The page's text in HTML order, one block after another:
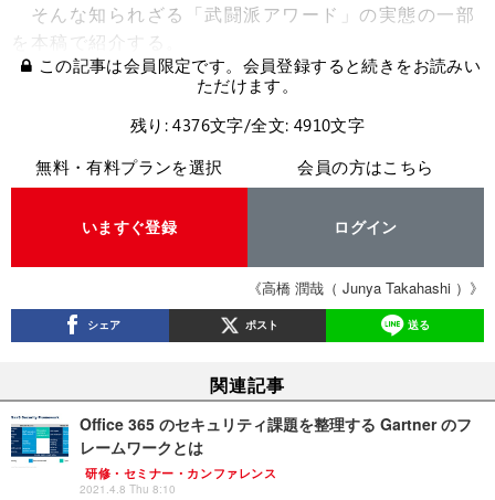
そんな知られざる「武闘派アワード」の実態の一部
を本稿で紹介する。
この記事は会員限定です。会員登録すると続きをお読みい
ただけます。
残り: 4376文字/全文: 4910文字
無料・有料プランを選択
いますぐ登録
会員の方はこちら
ログイン
《高橋 潤哉（ Junya Takahashi ）》
シェア ポスト 送る
関連記事
Office 365 のセキュリティ課題を整理する Gartner のフ
レームワークとは
研修・セミナー・カンファレンス
2021.4.8 Thu 8:10